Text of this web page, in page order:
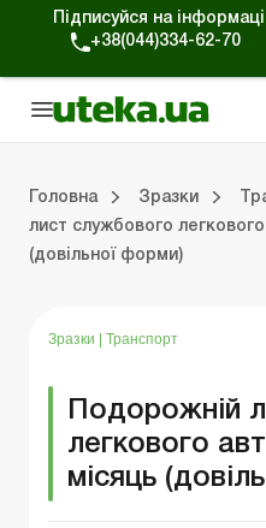
Підписуйся на
+38(044)334-62-70
Головна Зразки
лист службового
(довільної форми)
Зразки Транспорт
Подорожній
легкового
місяць